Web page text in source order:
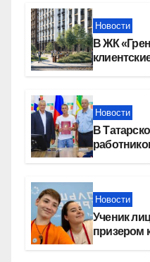
Новости
В ЖК
Новости
В
Новости
Ученик
призером